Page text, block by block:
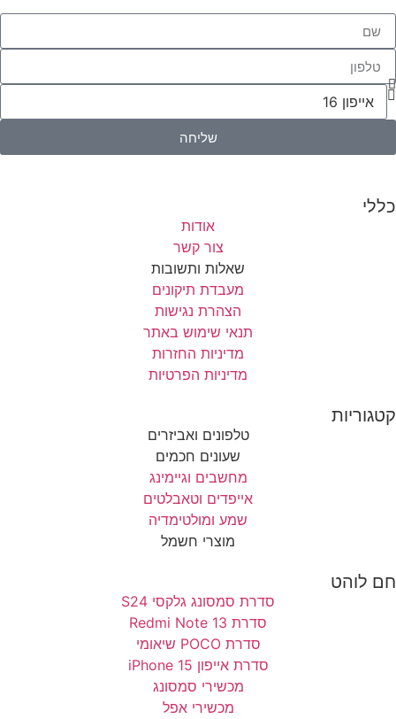
שליחה
כללי
אודות
צור קשר
שאלות ותשובות
מעבדת תיקונים
הצהרת נגישות
תנאי שימוש באתר
מדיניות החזרות
מדיניות הפרטיות
קטגוריות
טלפונים ואביזרים
שעונים חכמים
מחשבים וגיימינג
אייפדים וטאבלטים
שמע ומולטימדיה
מוצרי חשמל
חם לוהט
סדרת סמסונג גלקסי S24
סדרת Redmi Note 13
סדרת POCO שיאומי
סדרת אייפון 15 iPhone
מכשירי סמסונג
מכשירי אפל